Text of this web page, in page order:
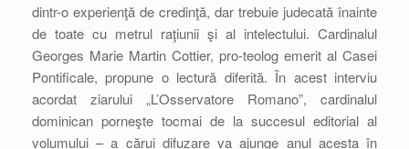
dintr-o experienţă de credinţă, dar trebuie judecată înainte
de toate cu metrul raţiunii şi al intelectului. Cardinalul
Georges Marie Martin Cottier, pro-teolog emerit al Casei
Pontificale, propune o lectură diferită. În acest interviu
acordat ziarului „L’Osservatore Romano”, cardinalul
dominican porneşte tocmai de la succesul editorial al
volumului – a cărui difuzare va ajunge anul acesta în